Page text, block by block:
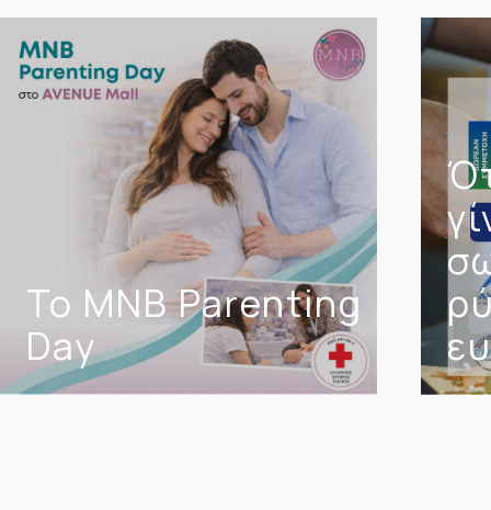
Το MNB Parenting
Day